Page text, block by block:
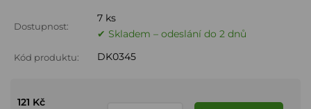
Dostupnost:
7 ks
✔ Skladem – odeslání do 2 dnů
Kód produktu: DK0345
121 Kč